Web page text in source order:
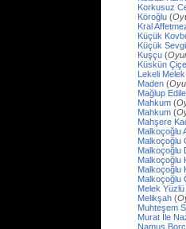
Korkusuz
Köroğlu (
Kral
Küçük
Küçük
Kuşçu (
Küskün
Lekeli Melek
Maden (
Mağlup
Mahkum (
Mahkum (
Mahşere
Malkoçoğlu
Malkoçoğlu
Malkoçoğlu
Malkoçoğlu
Malkoçoğlu
Malkoçoğlu
Melek
Melikşah (
Muhteşem
Murat İle
Namus